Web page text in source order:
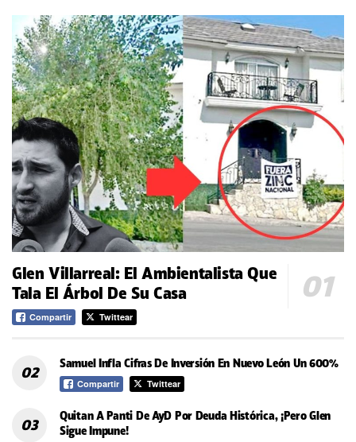
Glen Villarreal: El Ambientalista Que
Tala El Árbol De Su Casa
Compartir Twittear
Samuel Infla Cifras De Inversión En Nuevo León Un 600%
Compartir Twittear
Quitan A Panti De AyD Por Deuda Histórica, ¡Pero Glen
Sigue Impune!